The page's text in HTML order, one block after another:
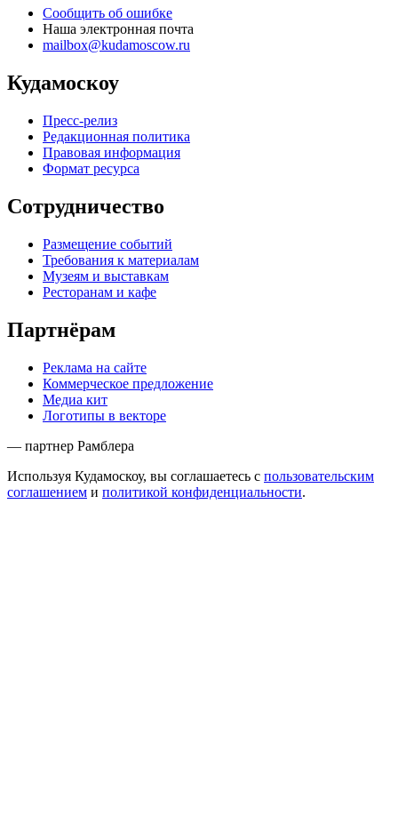
Сообщить об ошибке
Наша электронная почта
mailbox@kudamoscow.ru
Кудамоскоу
Пресс-релиз
Редакционная политика
Правовая информация
Формат ресурса
Сотрудничество
Размещение событий
Требования к материалам
Музеям и выставкам
Ресторанам и кафе
Партнёрам
Реклама на сайте
Коммерческое предложение
Медиа кит
Логотипы в векторе
— партнер Рамблера
Используя Кудамоскоу, вы соглашаетесь с пользовательским
соглашением и политикой конфиденциальности.